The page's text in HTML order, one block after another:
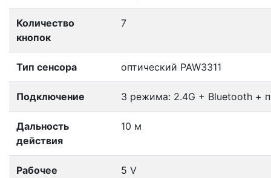
Количество
кнопок
7
Тип сенсора оптический PAW3311
Подключение 3 режима: 2.4G + Bluetooth +
Дальность
действия
10 м
Рабочее
5 V